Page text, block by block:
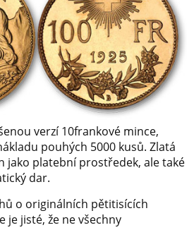
verzí 10frankové mince,
pouhých 5000 kusů. Zlatá
jako platební prostředek, ale také
dar.
o originálních pětitisících
je jisté, že ne všechny